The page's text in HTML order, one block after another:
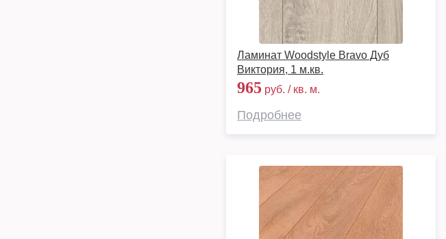
Ламинат Woodstyle Bravo Дуб
Виктория, 1 м.кв.
965 руб. / кв. м.
Подробнее